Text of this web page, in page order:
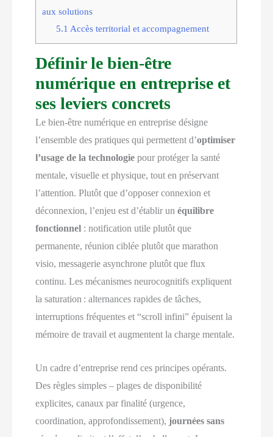
aux solutions
5.1 Accès territorial et accompagnement
Définir le bien-être
numérique en entreprise et
ses leviers concrets
Le bien-être numérique en entreprise désigne
l’ensemble des pratiques qui permettent d’optimiser
l’usage de la technologie pour protéger la santé
mentale, visuelle et physique, tout en préservant
l’attention. Plutôt que d’opposer connexion et
déconnexion, l’enjeu est d’établir unéquilibre
fonctionnel : notification utile plutôt que
permanente, réunion ciblée plutôt que marathon
visio, messagerie asynchrone plutôt que flux
continu. Les mécanismes neurocognitifs expliquent
la saturation : alternances rapides de tâches,
interruptions fréquentes et “scroll infini” épuisent la
mémoire de travail et augmentent la charge mentale.
Un cadre d’entreprise rend ces principes opérants.
Des règles simples – plages de disponibilité
explicites, canaux par finalité (urgence,
coordination, approfondissement), journées sans